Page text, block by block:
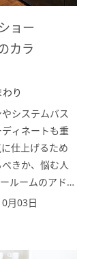
ョー
カラ
り
システムバス
ィネートも重
仕上げるため
きか、悩む人
ルームのアドバ
聞きました。
月03日